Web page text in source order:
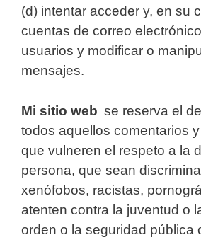
(d) intentar acceder y, en su
cuentas de correo
usuarios y modificar o
mensajes.
Mi sitio web se reserva el
todos aquellos comentarios
que vulneren el respeto a la
persona, que sean
xenófobos, racistas,
atenten contra la juventud o
orden o la seguridad pública